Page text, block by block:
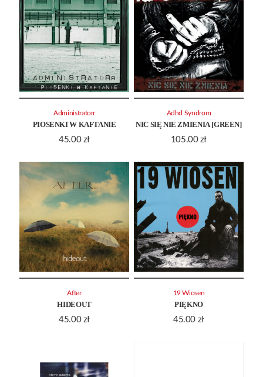
PIOSENKI W KAFTANIE
45.00 zł
Administratorr
NIC SIĘ NIE ZMIENIA [GREEN]
105.00 zł
Adhd Syndrom
HIDEOUT
45.00 zł
After
PIĘKNO
45.00 zł
19 Wiosen